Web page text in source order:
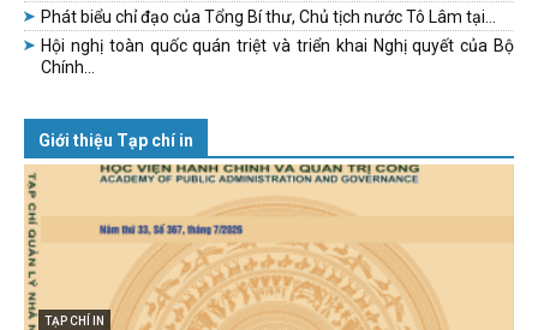
Phát biểu chỉ đạo của Tổng Bí thư, Chủ tịch nước Tô Lâm tại...
Hội nghị toàn quốc quán triệt và triển khai Nghị quyết của Bộ
Chính...
Giới thiệu Tạp chí in
TẠP CHÍ IN